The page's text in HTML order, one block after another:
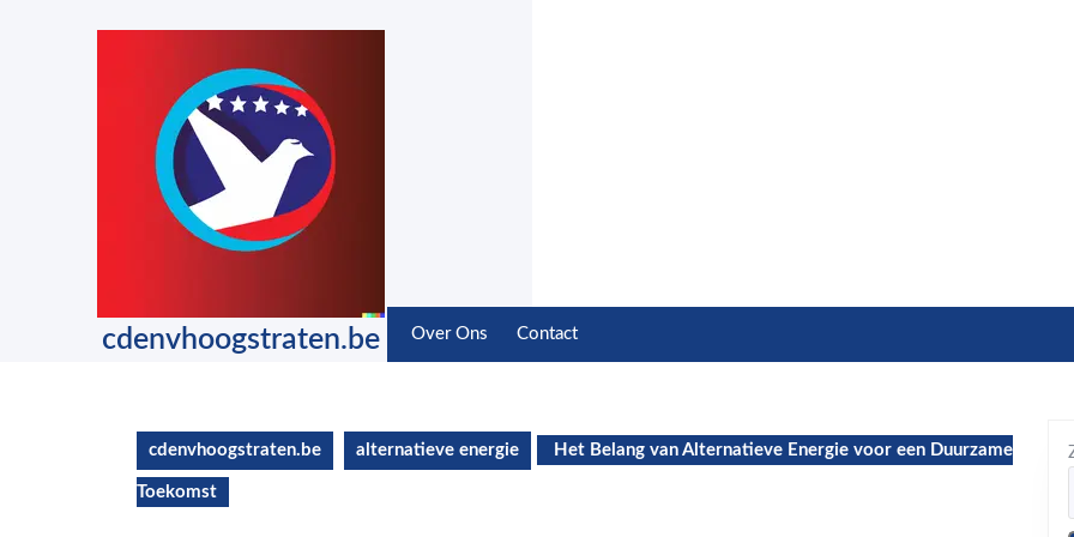
cdenvhoogstraten.be Over Ons Contact
cdenvhoogstraten.be alternatieve energie Het Belang van Alternatieve Energie voor een Duurzame
Toekomst